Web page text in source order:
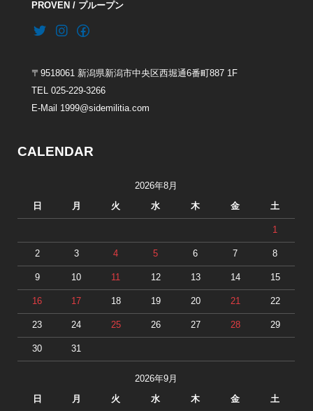
PROVEN / プループン
〒9518061 新潟県新潟市中央区西堀通6番町887 1F
TEL 025-229-3266
E-Mail 1999@sidemilitia.com
CALENDAR
2026年8月
日 月 火 水 木 金 土
1
2 3 4 5 6 7 8
9 10 11 12 13 14 15
16 17 18 19 20 21 22
23 24 25 26 27 28 29
30 31
2026年9月
日 月 火 水 木 金 土